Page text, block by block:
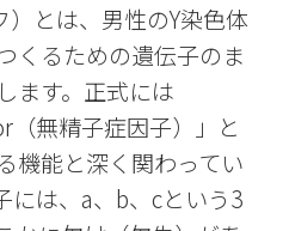
とは、男性のY染色体
くるための遺伝子のま
ます。正式には
（無精子症因子）」と
機能と深く関わってい
には、a、b、cという3